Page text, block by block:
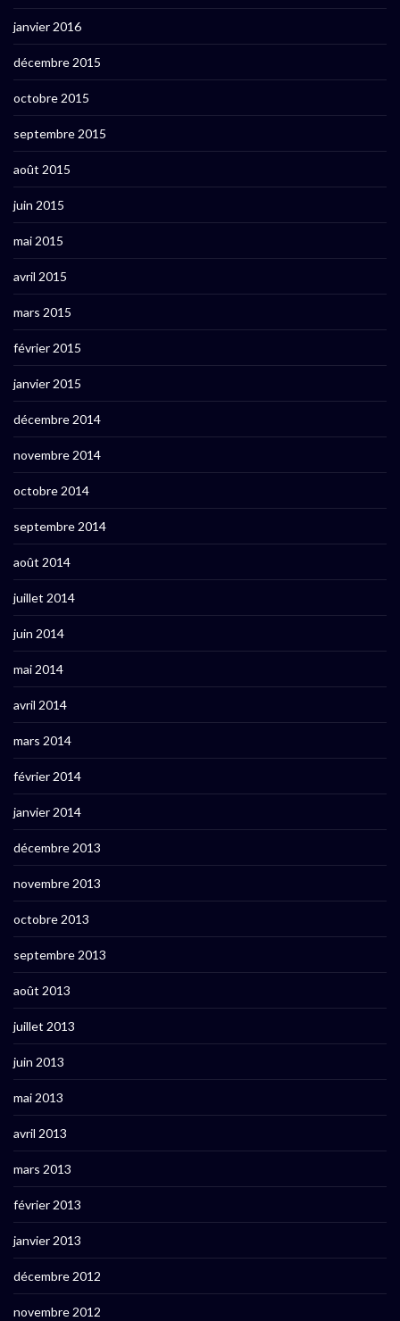
janvier 2016
décembre 2015
octobre 2015
septembre 2015
août 2015
juin 2015
mai 2015
avril 2015
mars 2015
février 2015
janvier 2015
décembre 2014
novembre 2014
octobre 2014
septembre 2014
août 2014
juillet 2014
juin 2014
mai 2014
avril 2014
mars 2014
février 2014
janvier 2014
décembre 2013
novembre 2013
octobre 2013
septembre 2013
août 2013
juillet 2013
juin 2013
mai 2013
avril 2013
mars 2013
février 2013
janvier 2013
décembre 2012
novembre 2012